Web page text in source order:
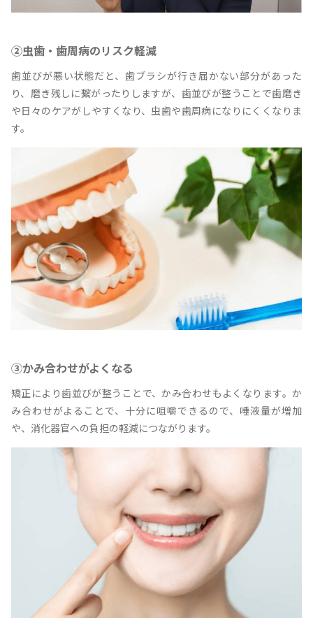
②虫歯・歯周病のリスク軽減
歯並びが悪い状態だと、歯ブラシが行き届かない部分があった
り、磨き残しに繋がったりしますが、歯並びが整うことで歯磨き
や日々のケアがしやすくなり、虫歯や歯周病になりにくくなりま
す。
③かみ合わせがよくなる
矯正により歯並びが整うことで、かみ合わせもよくなります。か
み合わせがよることで、十分に咀嚼できるので、唾液量が増加
や、消化器官への負担の軽減につながります。